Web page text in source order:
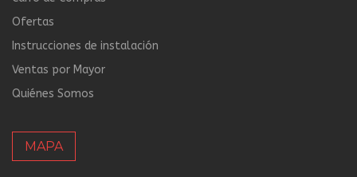
Ofertas
Instrucciones de instalación
Ventas por Mayor
Quiénes Somos
MAPA